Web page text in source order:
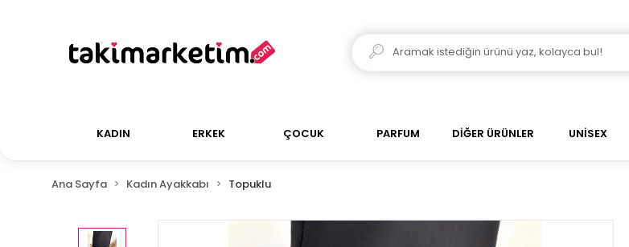
KADIN ERKEK ÇOCUK PARFUM DİĞER ÜRÜNLER UNİSEX
Ana Sayfa Kadın Ayakkabı Topuklu